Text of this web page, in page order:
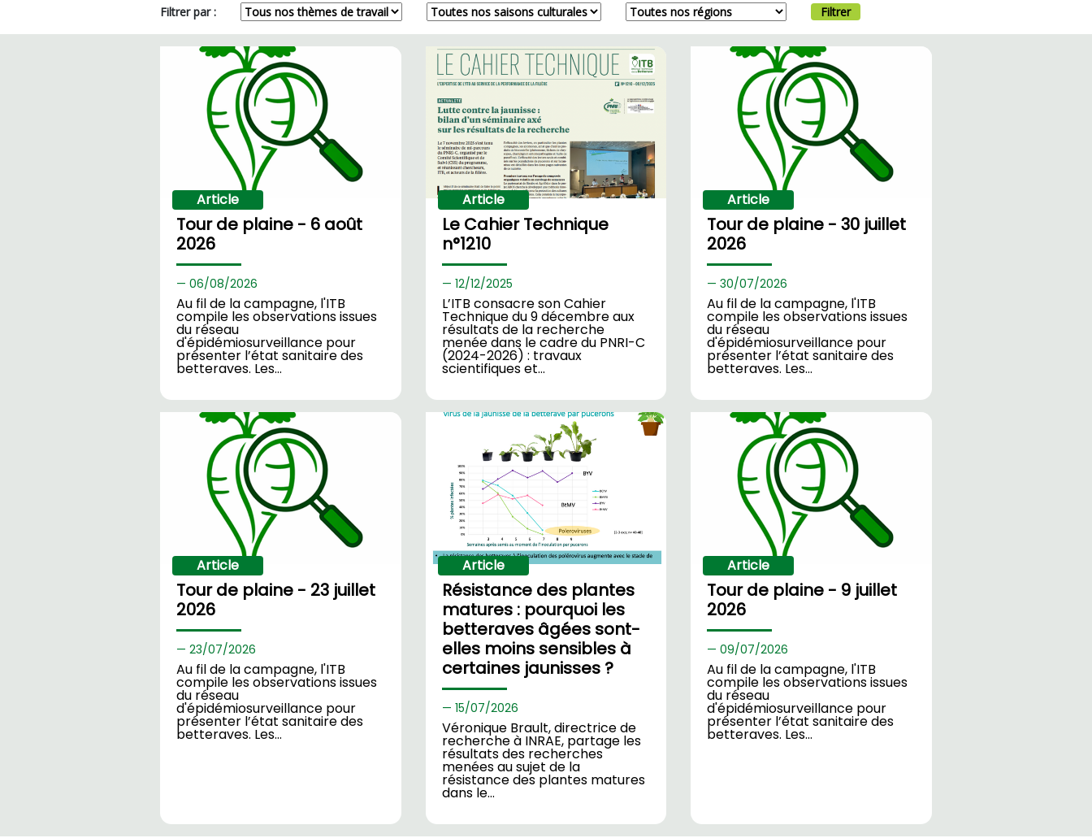
Filtrer par : Filtrer
Article
Tour de plaine - 6 août
2026
06/08/2026
Au fil de la campagne, l'ITB
compile les observations issues
du réseau
d'épidémiosurveillance pour
présenter l’état sanitaire des
betteraves. Les…
Article
Le Cahier Technique
n°1210
12/12/2025
L’ITB consacre son Cahier
Technique du 9 décembre aux
résultats de la recherche
menée dans le cadre du PNRI-C
(2024-2026) : travaux
scientifiques et…
Article
Tour de plaine - 30 juillet
2026
30/07/2026
Au fil de la campagne, l'ITB
compile les observations issues
du réseau
d'épidémiosurveillance pour
présenter l’état sanitaire des
betteraves. Les…
Article
Tour de plaine - 23 juillet
2026
23/07/2026
Au fil de la campagne, l'ITB
compile les observations issues
du réseau
d'épidémiosurveillance pour
présenter l’état sanitaire des
betteraves. Les…
Article
Résistance des plantes
matures : pourquoi les
betteraves âgées sont-
elles moins sensibles à
certaines jaunisses ?
15/07/2026
Véronique Brault, directrice de
recherche à INRAE, partage les
résultats des recherches
menées au sujet de la
résistance des plantes matures
dans le…
Article
Tour de plaine - 9 juillet
2026
09/07/2026
Au fil de la campagne, l'ITB
compile les observations issues
du réseau
d'épidémiosurveillance pour
présenter l’état sanitaire des
betteraves. Les…